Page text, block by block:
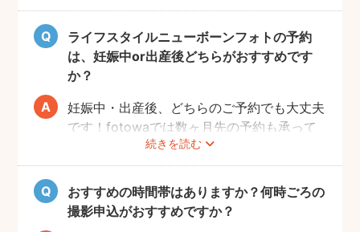
も、基本的にフォトグラファーからのご用意
はございません。おくるみや小物を使用する
撮影をご希望の場合は、ニューボーンフォト
ジャンルのご予約をお願いします。
ライフスタイルニューボーンフォトの予約
は、妊娠中or出産後どちらがおすすめです
か？
続きを読む
妊娠中・出産後、どちらのご予約でも大丈夫
です！fotowaでは数ヶ月先の予約も承って
いるので、妊娠中にフォトグラファーを決め
て、撮影のご予約をするのがおすすめです。
（産後は赤ちゃんのお世話や、ご自身の体調
により、検討する時間を確保することが難し
い場合が多いです。）
おすすめの時間帯はありますか？何時ごろの
撮影申込がおすすめですか？